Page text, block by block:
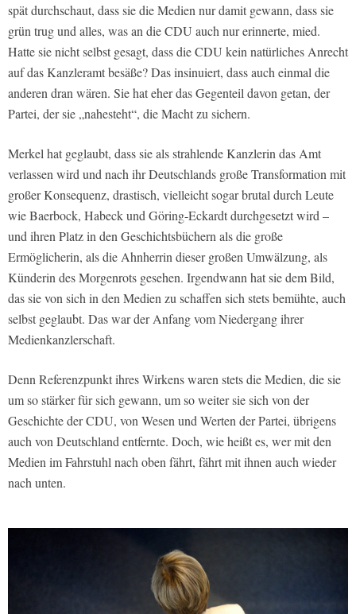
spät durchschaut, dass sie die Medien nur damit gewann, dass sie
grün trug und alles, was an die CDU auch nur erinnerte, mied.
Hatte sie nicht selbst gesagt, dass die CDU kein natürliches Anrecht
auf das Kanzleramt besäße? Das insinuiert, dass auch einmal die
anderen dran wären. Sie hat eher das Gegenteil davon getan, der
Partei, der sie „nahesteht“, die Macht zu sichern.
Merkel hat geglaubt, dass sie als strahlende Kanzlerin das Amt
verlassen wird und nach ihr Deutschlands große Transformation mit
großer Konsequenz, drastisch, vielleicht sogar brutal durch Leute
wie Baerbock, Habeck und Göring-Eckardt durchgesetzt wird –
und ihren Platz in den Geschichtsbüchern als die große
Ermöglicherin, als die Ahnherrin dieser großen Umwälzung, als
Künderin des Morgenrots gesehen. Irgendwann hat sie dem Bild,
das sie von sich in den Medien zu schaffen sich stets bemühte, auch
selbst geglaubt. Das war der Anfang vom Niedergang ihrer
Medienkanzlerschaft.
Denn Referenzpunkt ihres Wirkens waren stets die Medien, die sie
um so stärker für sich gewann, um so weiter sie sich von der
Geschichte der CDU, von Wesen und Werten der Partei, übrigens
auch von Deutschland entfernte. Doch, wie heißt es, wer mit den
Medien im Fahrstuhl nach oben fährt, fährt mit ihnen auch wieder
nach unten.